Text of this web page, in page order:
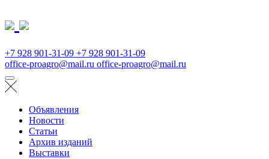
+7 928 901-31-09 +7 928 901-31-09
office-proagro@mail.ru office-proagro@mail.ru
Объявления
Новости
Статьи
Архив изданий
Выставки